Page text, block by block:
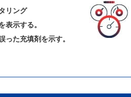
リング
示する。
た充填剤を示す。